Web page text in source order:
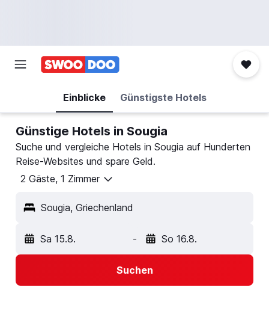
Einblicke Günstigste Hotels
Günstige Hotels in Sougia
Suche und vergleiche Hotels in Sougia auf Hunderten
Reise-Websites und spare Geld.
2 Gäste, 1 Zimmer
Sougia, Griechenland
Sa 15.8. - So 16.8.
Suchen